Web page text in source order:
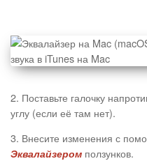
2. Поставьте галочку
углу (если её там нет).
3. Внесите изменения с
Эквалайзером ползунков.